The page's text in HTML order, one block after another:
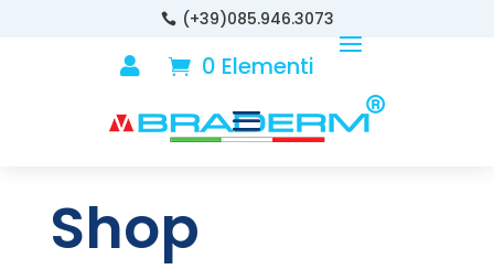
 (+39)085.946.3073
 0 Elementi
Shop